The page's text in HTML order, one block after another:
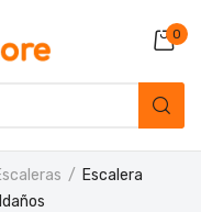
0
Escalera